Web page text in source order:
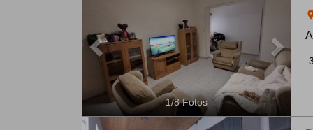
1/8Fotos
3
Previous Next